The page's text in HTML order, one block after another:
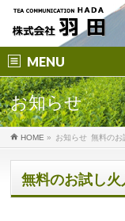
MENU
お知らせ
HOME » お知らせ 無料のお
無料のお試し